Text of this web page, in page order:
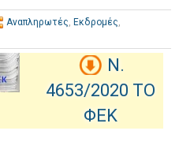
Αναπληρωτές, Εκδρομές,
N.
4653/2020 TO
ΦΕΚ